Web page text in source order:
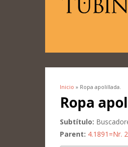
Se encuentra usted
Inicio » Ropa apolillada.
Ropa
Subtítulo:
Parent: 4.1891=Nr.